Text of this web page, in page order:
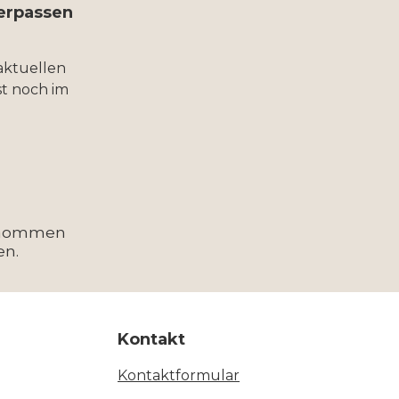
noch im
Kontakt
Kontaktformular